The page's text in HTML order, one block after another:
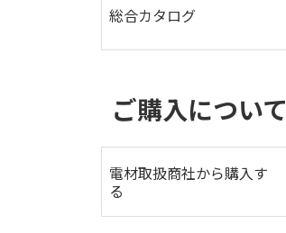
総合カタログ
ご購入について
電材取扱商社から購入す
る